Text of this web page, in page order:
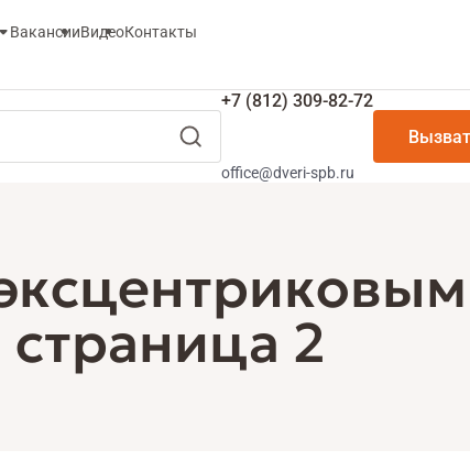
ВакансииВидеоКонтакты
+7 (812) 309-82-72
office@dveri-spb.ru
2